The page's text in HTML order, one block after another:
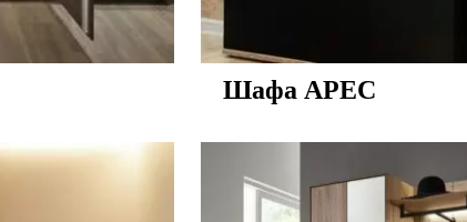
Шафа АРЕС